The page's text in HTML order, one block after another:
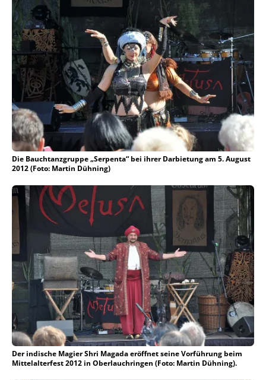
Die Bauchtanzgruppe „Serpenta“ bei ihrer Darbietung am 5. August
2012 (Foto: Martin Dühning)
Der indische Magier Shri Magada eröffnet seine Vorführung beim
Mittelalterfest 2012 in Oberlauchringen (Foto: Martin Dühning).